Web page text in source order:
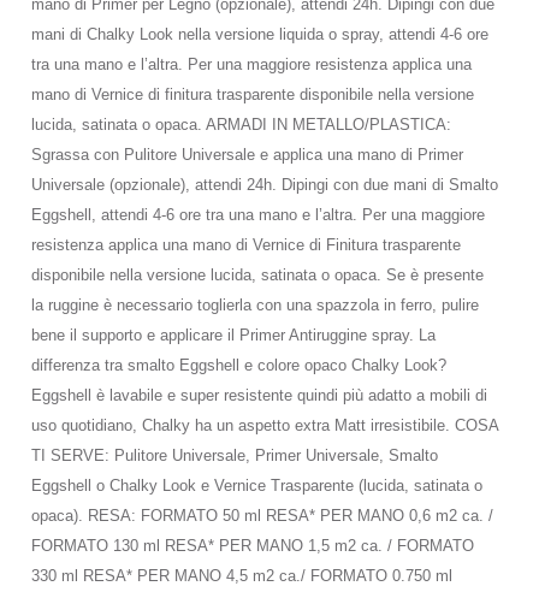
mano di Primer per Legno (opzionale), attendi 24h. Dipingi con due
mani di Chalky Look nella versione liquida o spray, attendi 4-6 ore
tra una mano e l’altra. Per una maggiore resistenza applica una
mano di Vernice di finitura trasparente disponibile nella versione
lucida, satinata o opaca. ARMADI IN METALLO/PLASTICA:
Sgrassa con Pulitore Universale e applica una mano di Primer
Universale (opzionale), attendi 24h. Dipingi con due mani di Smalto
Eggshell, attendi 4-6 ore tra una mano e l’altra. Per una maggiore
resistenza applica una mano di Vernice di Finitura trasparente
disponibile nella versione lucida, satinata o opaca. Se è presente
la ruggine è necessario toglierla con una spazzola in ferro, pulire
bene il supporto e applicare il Primer Antiruggine spray. La
differenza tra smalto Eggshell e colore opaco Chalky Look?
Eggshell è lavabile e super resistente quindi più adatto a mobili di
uso quotidiano, Chalky ha un aspetto extra Matt irresistibile. COSA
TI SERVE: Pulitore Universale, Primer Universale, Smalto
Eggshell o Chalky Look e Vernice Trasparente (lucida, satinata o
opaca). RESA: FORMATO 50 ml RESA* PER MANO 0,6 m2 ca. /
FORMATO 130 ml RESA* PER MANO 1,5 m2 ca. / FORMATO
330 ml RESA* PER MANO 4,5 m2 ca./ FORMATO 0.750 ml